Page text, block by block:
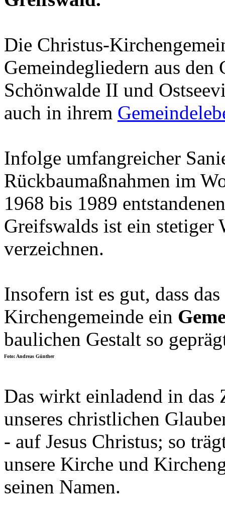
Die Christus-
Gemeindegliedern aus
Schönwalde II und
auch in ihrem
Infolge umfangreicher
Rückbaumaßnahmen im
1968 bis 1989
Greifswalds ist ein stetiger
verzeichnen.
Insofern ist es gut, dass
Kirchengemeinde ein
baulichen Gestalt so
Foto: Andreas Günther
Das wirkt einladend in das
unseres christlichen
- auf Jesus Christus; so
unsere Kirche und
seinen Namen.